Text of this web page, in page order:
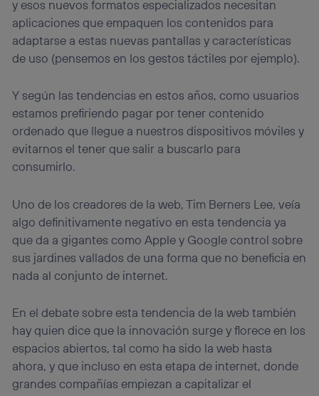
y esos nuevos formatos especializados necesitan
aplicaciones que empaquen los contenidos para
adaptarse a estas nuevas pantallas y características
de uso (pensemos en los gestos táctiles por ejemplo).
Y según las tendencias en estos años, como usuarios
estamos prefiriendo pagar por tener contenido
ordenado que llegue a nuestros dispositivos móviles y
evitarnos el tener que salir a buscarlo para
consumirlo.
Uno de los creadores de la web, Tim Berners Lee, veía
algo definitivamente negativo en esta tendencia ya
que da a gigantes como Apple y Google control sobre
sus jardines vallados de una forma que no beneficia en
nada al conjunto de internet.
En el debate sobre esta tendencia de la web también
hay quien dice que la innovación surge y florece en los
espacios abiertos, tal como ha sido la web hasta
ahora, y que incluso en esta etapa de internet, donde
grandes compañías empiezan a capitalizar el